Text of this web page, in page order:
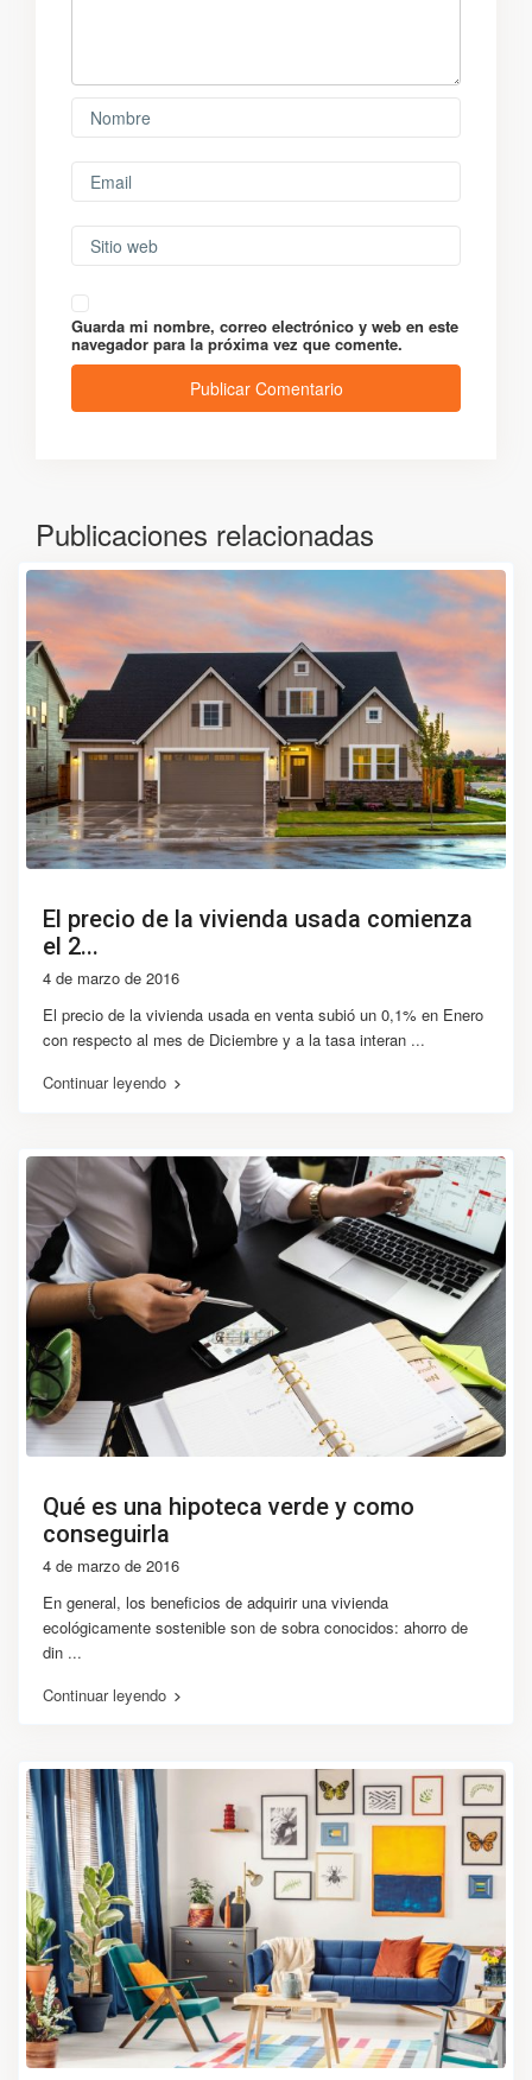
Guarda mi nombre, correo electrónico y web en este
navegador para la próxima vez que comente.
Publicaciones relacionadas
El precio de la vivienda usada comienza
el 2...
4 de marzo de 2016
El precio de la vivienda usada en venta subió un 0,1% en Enero
con respecto al mes de Diciembre y a la tasa interan ...
Continuar leyendo
Qué es una hipoteca verde y como
conseguirla
4 de marzo de 2016
En general, los beneficios de adquirir una vivienda
ecológicamente sostenible son de sobra conocidos: ahorro de
din ...
Continuar leyendo